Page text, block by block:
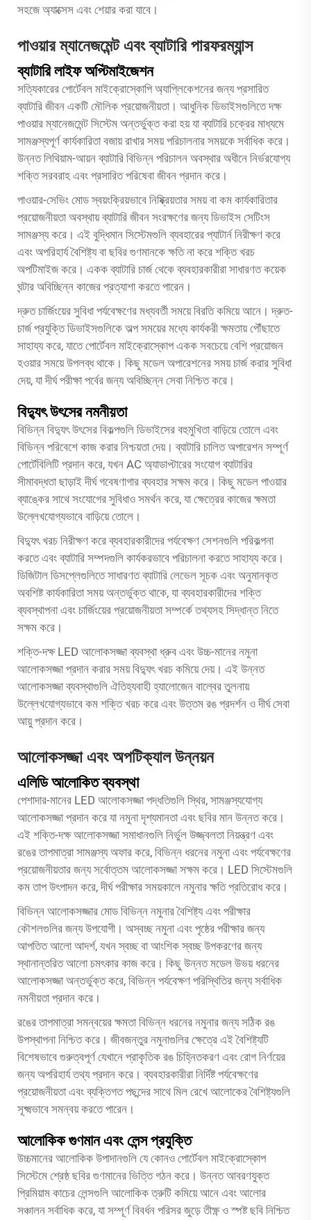
সহজে অ্যাক্সেস এবং শেয়ার করা যাবে।
পাওয়ার ম্যানেজমেন্ট এবং ব্যাটারি পারফরম্যান্স
ব্যাটারি লাইফ অপ্টিমাইজেশন
সত্যিকারের পোর্টেবল মাইক্রোস্কোপি অ্যাপ্লিকেশনের জন্য প্রসারিত
ব্যাটারি জীবন একটি মৌলিক প্রয়োজনীয়তা। আধুনিক ডিভাইসগুলিতে দক্ষ
পাওয়ার ম্যানেজমেন্ট সিস্টেম অন্তর্ভুক্ত করা হয় যা ব্যাটারি চক্রের মাধ্যমে
সামঞ্জস্যপূর্ণ কার্যকারিতা বজায় রাখার সময় পরিচালনার সময়কে সর্বাধিক করে।
উন্নত লিথিয়াম-আয়ন ব্যাটারি বিভিন্ন পরিচালন অবস্থার অধীনে নির্ভরযোগ্য
শক্তি সরবরাহ এবং প্রসারিত পরিষেবা জীবন প্রদান করে।
পাওয়ার-সেভিং মোড স্বয়ংক্রিয়ভাবে নিষ্ক্রিয়তার সময় বা কম কার্যকারিতার
প্রয়োজনীয়তা অবস্থায় ব্যাটারি জীবন সংরক্ষণের জন্য ডিভাইস সেটিংস
সামঞ্জস্য করে। এই বুদ্ধিমান সিস্টেমগুলি ব্যবহারের প্যাটার্ন নিরীক্ষণ করে
এবং অপরিহার্য বৈশিষ্ট্য বা ছবির গুণমানকে ক্ষতি না করে শক্তি খরচ
অপটিমাইজ করে। একক ব্যাটারি চার্জ থেকে ব্যবহারকারীরা সাধারণত কয়েক
ঘন্টার অবিচ্ছিন্ন কাজের প্রত্যাশা করতে পারেন।
দ্রুত চার্জিংয়ের সুবিধা পর্যবেক্ষণের মধ্যবর্তী সময়ে বিরতি কমিয়ে আনে। দ্রুত-
চার্জ প্রযুক্তি ডিভাইসগুলিকে অল্প সময়ের মধ্যে কার্যকরী ক্ষমতায় পৌঁছাতে
সাহায্য করে, যাতে পোর্টেবল মাইক্রোস্কোপ একক সবচেয়ে বেশি প্রয়োজন
হওয়ার সময়ে উপলব্ধ থাকে। কিছু মডেল অপারেশনের সময় চার্জ করার সুবিধা
দেয়, যা দীর্ঘ পরীক্ষা পর্বের জন্য অবিচ্ছিন্ন সেবা নিশ্চিত করে।
বিদ্যুৎ উৎসের নমনীয়তা
বিভিন্ন বিদ্যুৎ উৎসের বিকল্পগুলি ডিভাইসের বহুমুখিতা বাড়িয়ে তোলে এবং
বিভিন্ন পরিবেশে কাজ করার নিশ্চয়তা দেয়। ব্যাটারি চালিত অপারেশন সম্পূর্ণ
পোর্টেবিলিটি প্রদান করে, যখন AC অ্যাডাপ্টারের সংযোগ ব্যাটারির
সীমাবদ্ধতা ছাড়াই দীর্ঘ গবেষণাগার ব্যবহার সক্ষম করে। কিছু মডেল পাওয়ার
ব্যাঙ্কের সাথে সংযোগের সুবিধাও সমর্থন করে, যা ক্ষেত্রের কাজের ক্ষমতা
উল্লেখযোগ্যভাবে বাড়িয়ে তোলে।
বিদ্যুৎ খরচ নিরীক্ষণ করে ব্যবহারকারীদের পর্যবেক্ষণ সেশনগুলি পরিকল্পনা
করতে এবং ব্যাটারি সম্পদগুলি কার্যকরভাবে পরিচালনা করতে সাহায্য করে।
ডিজিটাল ডিসপ্লেগুলিতে সাধারণত ব্যাটারি লেভেল সূচক এবং অনুমানকৃত
অবশিষ্ট কার্যকারিতা সময় অন্তর্ভুক্ত থাকে, যা ব্যবহারকারীদের শক্তি
ব্যবস্থাপনা এবং চার্জিংয়ের প্রয়োজনীয়তা সম্পর্কে তথ্যসহ সিদ্ধান্ত নিতে
সক্ষম করে।
শক্তি-দক্ষ LED আলোকসজ্জা ব্যবস্থা ধ্রুব এবং উচ্চ-মানের নমুনা
আলোকসজ্জা প্রদান করার সময় বিদ্যুৎ খরচ কমিয়ে দেয়। এই উন্নত
আলোকসজ্জা ব্যবস্থাগুলি ঐতিহ্যবাহী হ্যালোজেন বাল্বের তুলনায়
উল্লেখযোগ্যভাবে কম শক্তি খরচ করে এবং উত্তম রঙ প্রদর্শন ও দীর্ঘ সেবা
আয়ু প্রদান করে।
আলোকসজ্জা এবং অপটিক্যাল উন্নয়ন
এলিডি আলোকিত ব্যবস্থা
পেশাদার-মানের LED আলোকসজ্জা পদ্ধতিগুলি স্থির, সামঞ্জস্যযোগ্য
আলোকসজ্জা প্রদান করে যা নমুনা দৃশ্যমানতা এবং ছবির মান উন্নত করে।
এই শক্তি-দক্ষ আলোকসজ্জা সমাধানগুলি নির্ভুল উজ্জ্বলতা নিয়ন্ত্রণ এবং
রঙের তাপমাত্রা সামঞ্জস্য অফার করে, বিভিন্ন ধরনের নমুনা এবং পর্যবেক্ষণের
প্রয়োজনীয়তার জন্য সর্বোত্তম আলোকসজ্জা সক্ষম করে। LED সিস্টেমগুলি
কম তাপ উৎপাদন করে, দীর্ঘ পরীক্ষার সময়কালে নমুনার ক্ষতি প্রতিরোধ করে।
বিভিন্ন আলোকসজ্জার মোড বিভিন্ন নমুনার বৈশিষ্ট্য এবং পরীক্ষার
কৌশলগুলির জন্য উপযোগী। অস্বচ্ছ নমুনা এবং পৃষ্ঠের পরীক্ষার জন্য
আপতিত আলো আদর্শ, যখন স্বচ্ছ বা আংশিক স্বচ্ছ উপকরণের জন্য
স্থানান্তরিত আলো চমৎকার কাজ করে। কিছু উন্নত মডেল উভয় ধরনের
আলোকসজ্জা অন্তর্ভুক্ত করে, বিভিন্ন পর্যবেক্ষণ পরিস্থিতির জন্য সর্বাধিক
নমনীয়তা প্রদান করে।
রঙের তাপমাত্রা সমন্বয়ের ক্ষমতা বিভিন্ন ধরনের নমুনার জন্য সঠিক রঙ
উপস্থাপনা নিশ্চিত করে। জীবজন্তুর নমুনাগুলির ক্ষেত্রে এই বৈশিষ্ট্যটি
বিশেষভাবে গুরুত্বপূর্ণ যেখানে প্রাকৃতিক রঙ চিহ্নিতকরণ এবং রোগ নির্ণয়ের
জন্য অপরিহার্য তথ্য প্রদান করে। ব্যবহারকারীরা নির্দিষ্ট পর্যবেক্ষণের
প্রয়োজনীয়তা এবং ব্যক্তিগত পছন্দের সাথে মিল রেখে আলোকের বৈশিষ্ট্যগুলি
সূক্ষ্মভাবে সমন্বয় করতে পারেন।
আলোকিক গুণমান এবং লেন্স প্রযুক্তি
উচ্চমানের আলোকিক উপাদানগুলি যে কোনও পোর্টেবল মাইক্রোস্কোপ
সিস্টেমে শ্রেষ্ঠ ছবির গুণমানের ভিত্তি গঠন করে। উন্নত আবরণযুক্ত
প্রিমিয়াম কাচের লেন্সগুলি আলোকিক ত্রুটি কমিয়ে আনে এবং আলোর
সঞ্চালন সর্বাধিক করে, যা সম্পূর্ণ বিবর্ধন পরিসর জুড়ে তীক্ষ্ণ ও স্পষ্ট ছবি নিশ্চিত